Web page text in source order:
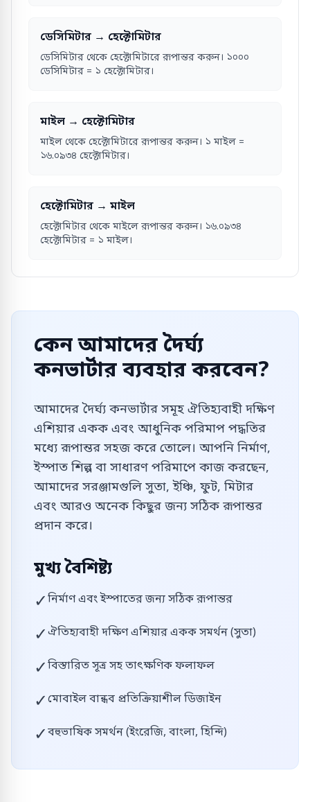
ডেসিমিটার → হেক্টোমিটার
ডেসিমিটার থেকে হেক্টোমিটারে রূপান্তর করুন। ১০০০
ডেসিমিটার = ১ হেক্টোমিটার।
মাইল → হেক্টোমিটার
মাইল থেকে হেক্টোমিটারে রূপান্তর করুন। ১ মাইল =
১৬.০৯৩৪ হেক্টোমিটার।
হেক্টোমিটার → মাইল
হেক্টোমিটার থেকে মাইলে রূপান্তর করুন। ১৬.০৯৩৪
হেক্টোমিটার = ১ মাইল।
কেন আমাদের দৈর্ঘ্য
কনভার্টার ব্যবহার করবেন?
আমাদের দৈর্ঘ্য কনভার্টার সমূহ ঐতিহ্যবাহী দক্ষিণ
এশিয়ার একক এবং আধুনিক পরিমাপ পদ্ধতির
মধ্যে রূপান্তর সহজ করে তোলে। আপনি নির্মাণ,
ইস্পাত শিল্প বা সাধারণ পরিমাপে কাজ করছেন,
আমাদের সরঞ্জামগুলি সুতা, ইঞ্চি, ফুট, মিটার
এবং আরও অনেক কিছুর জন্য সঠিক রূপান্তর
প্রদান করে।
মুখ্য বৈশিষ্ট্য
✓নির্মাণ এবং ইস্পাতের জন্য সঠিক রূপান্তর
✓ঐতিহ্যবাহী দক্ষিণ এশিয়ার একক সমর্থন (সুতা)
✓বিস্তারিত সূত্র সহ তাৎক্ষণিক ফলাফল
✓মোবাইল বান্ধব প্রতিক্রিয়াশীল ডিজাইন
✓বহুভাষিক সমর্থন (ইংরেজি, বাংলা, হিন্দি)